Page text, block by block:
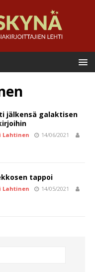
jälkensä galaktisen
Lahtinen
14/06/2021
tappoi
Lahtinen
14/05/2021